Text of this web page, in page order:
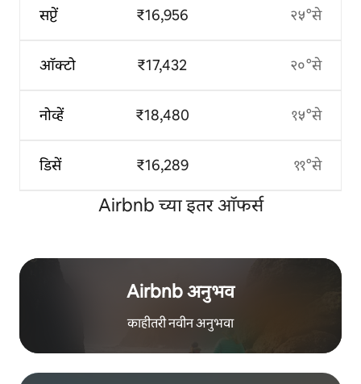
सप्टें
ऑक्टो
नोव्हें
डिसें
₹16,956
₹17,432
₹18,480
₹16,289
२५°से
२०°से
१५°से
११°से
Airbnb च्या इतर ऑफर्स
Airbnb अनुभव
काहीतरी नवीन अनुभवा